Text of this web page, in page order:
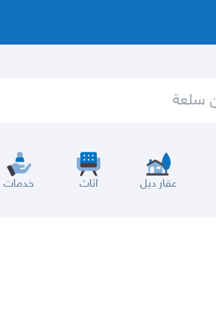
عقار ديل اثاث خدمات